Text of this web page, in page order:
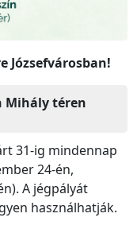
Józsefvárosban!
Mihály téren
31-ig mindennap
24-én,
A jégpályát
használhatják.